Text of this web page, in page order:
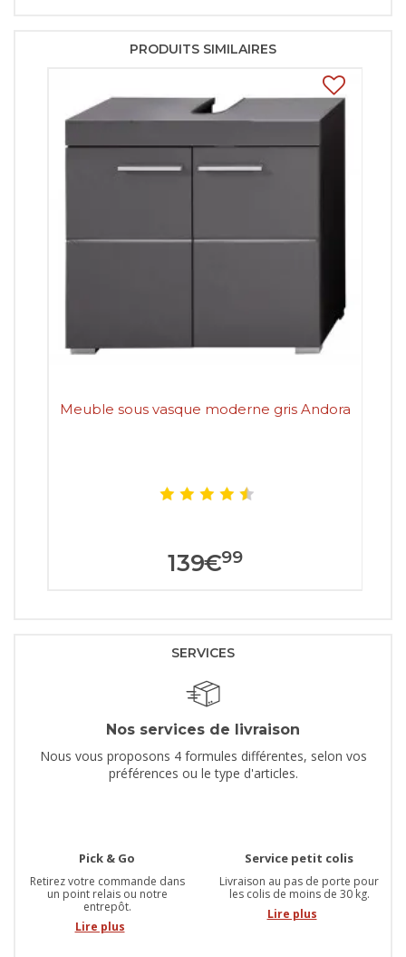
PRODUITS SIMILAIRES
Meuble sous vasque moderne gris Andora
139€99
SERVICES
Nos services de livraison
Nous vous proposons 4 formules différentes, selon vos
préférences ou le type d'articles.
Pick & Go
Retirez votre commande dans
un point relais ou notre
entrepôt.
Lire plus
Service petit colis
Livraison au pas de porte pour
les colis de moins de 30 kg.
Lire plus